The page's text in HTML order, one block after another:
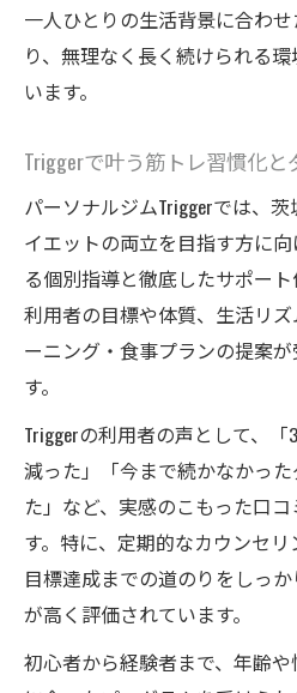
一人ひとりの生活背景に合わ
り、無理なく長く続けられる
います。
Triggerで叶う筋トレ習慣化
パーソナルジムTriggerでは、
イエットの両立を目指す方に
る個別指導と徹底したサポート
利用者の目標や体質、生活リ
ーニング・食事プランの提案
す。
Triggerの利用者の声として、
減った」「今まで続かなかっ
た」など、実感のこもった口
す。特に、定期的なカウンセリ
目標達成までの道のりをしっ
が高く評価されています。
初心者から経験者まで、年齢